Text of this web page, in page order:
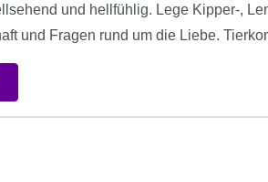
und hellfühlig. Lege Kipper-,
und Fragen rund um die Liebe.